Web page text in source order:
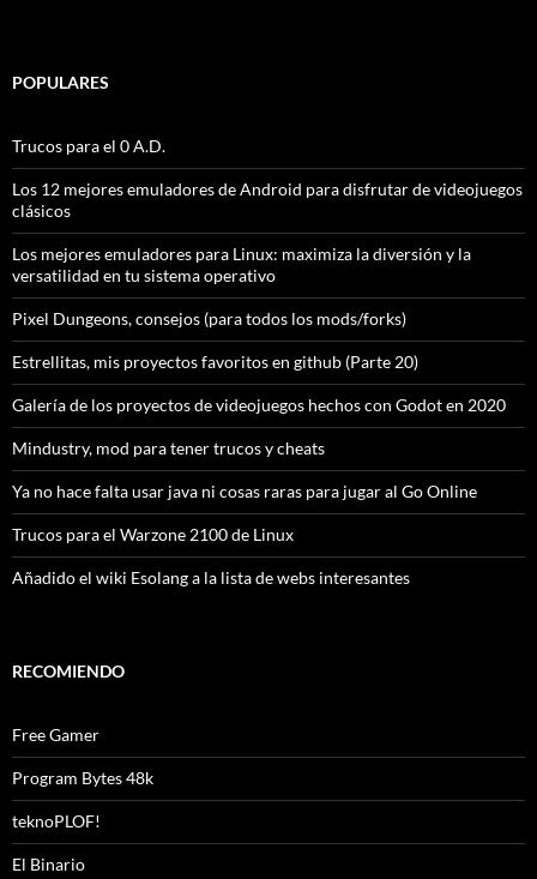
POPULARES
Trucos para el 0 A.D.
Los 12 mejores emuladores de Android para disfrutar de videojuegos
clásicos
Los mejores emuladores para Linux: maximiza la diversión y la
versatilidad en tu sistema operativo
Pixel Dungeons, consejos (para todos los mods/forks)
Estrellitas, mis proyectos favoritos en github (Parte 20)
Galería de los proyectos de videojuegos hechos con Godot en 2020
Mindustry, mod para tener trucos y cheats
Ya no hace falta usar java ni cosas raras para jugar al Go Online
Trucos para el Warzone 2100 de Linux
Añadido el wiki Esolang a la lista de webs interesantes
RECOMIENDO
Free Gamer
Program Bytes 48k
teknoPLOF!
El Binario